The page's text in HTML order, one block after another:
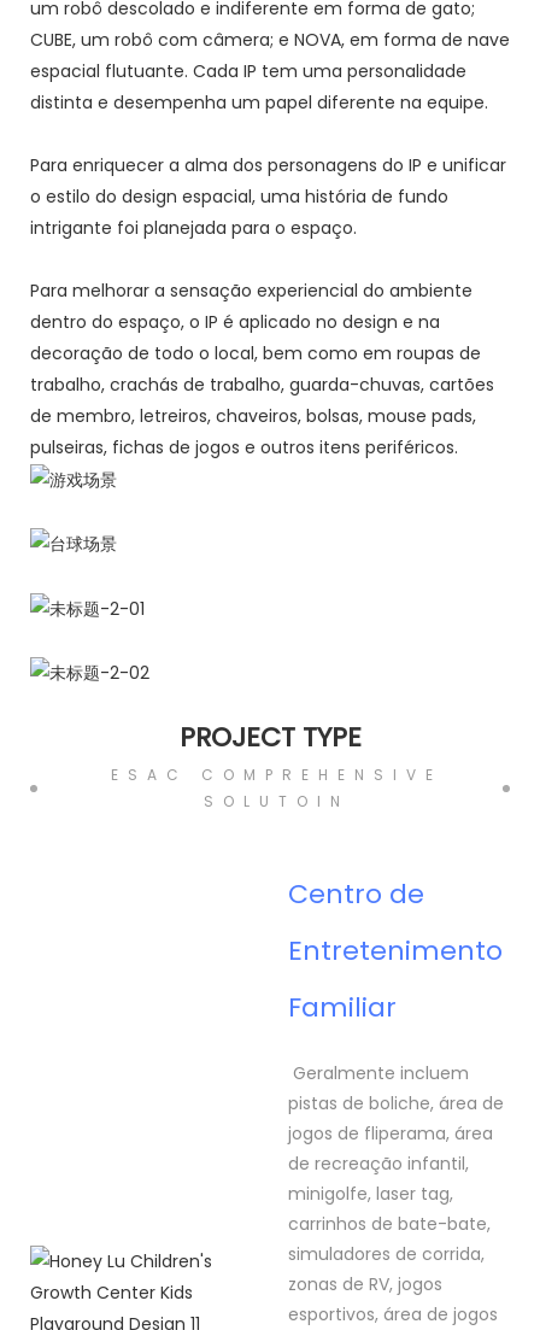
um robô descolado e indiferente em forma de gato;
CUBE, um robô com câmera; e NOVA, em forma de nave
espacial flutuante. Cada IP tem uma personalidade
distinta e desempenha um papel diferente na equipe.
Para enriquecer a alma dos personagens do IP e unificar
o estilo do design espacial, uma história de fundo
intrigante foi planejada para o espaço.
Para melhorar a sensação experiencial do ambiente
dentro do espaço, o IP é aplicado no design e na
decoração de todo o local, bem como em roupas de
trabalho, crachás de trabalho, guarda-chuvas, cartões
de membro, letreiros, chaveiros, bolsas, mouse pads,
pulseiras, fichas de jogos e outros itens periféricos.
PROJECT TYPE
ESAC COMPREHENSIVE
SOLUTOIN
Centro de
Entretenimento
Familiar
Geralmente incluem
pistas de boliche, área de
jogos de fliperama, área
de recreação infantil,
minigolfe, laser tag,
carrinhos de bate-bate,
simuladores de corrida,
zonas de RV, jogos
esportivos, área de jogos